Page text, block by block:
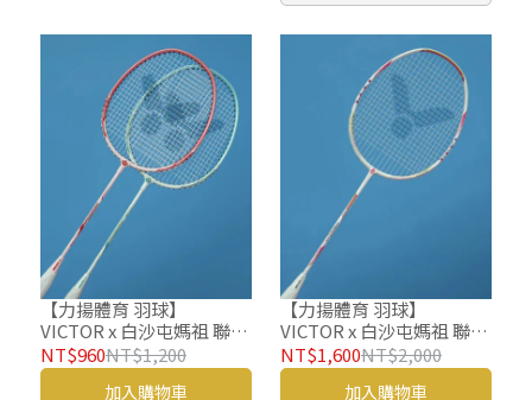
【力揚體育 羽球】
VICTOR x 白沙屯媽祖 聯名
系列 羽球拍 對拍組 千里眼
順風耳 ARS-BMZ SET R/I
NT$960NT$1,200
加入購物車
【力揚體育 羽球】
VICTOR x 白沙屯媽祖 聯名
系列 羽球拍 穿線拍 媽祖
ARS-BMZ AI 羽毛球拍
NT$1,600NT$2,000
加入購物車